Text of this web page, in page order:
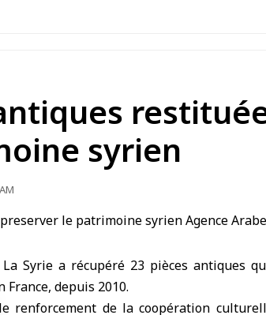
syrien
La Syrie a récupéré 23 pièces antiques
France, depuis 2010.
le renforcement de la coopération